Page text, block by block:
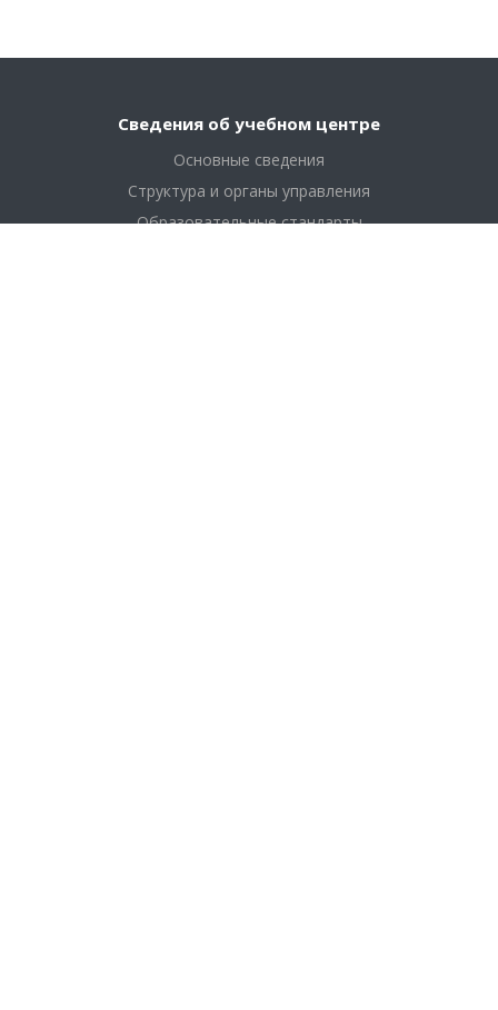
Сведения об учебном центре
Основные сведения
Структура и органы управления
Образовательные стандарты